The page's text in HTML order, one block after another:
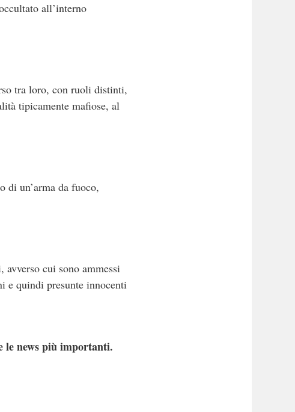
all’interno
tra loro, con ruoli distinti,
tipicamente mafiose, al
di un’arma da fuoco,
cui sono ammessi
e quindi presunte innocenti
le news più importanti.